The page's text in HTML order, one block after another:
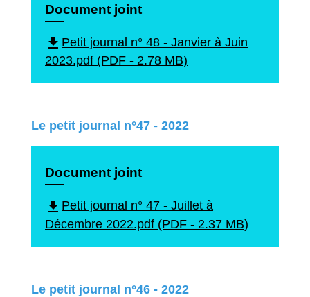
Document joint
file_download Petit journal n° 48 - Janvier à Juin
2023.pdf (PDF - 2.78 MB)
Le petit journal n°47 - 2022
Document joint
file_download Petit journal n° 47 - Juillet à
Décembre 2022.pdf (PDF - 2.37 MB)
Le petit journal n°46 - 2022